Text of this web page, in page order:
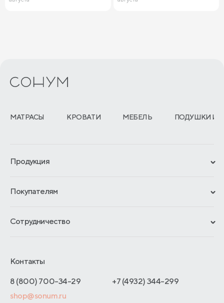
МАТРАСЫ КРОВАТИ МЕБЕЛЬ ПОДУШКИ И
Продукция
Гарантии
Отзывы покупателей
Покупателям
Обмен и возврат
Как оформить заказ
Адреса магазинов
Договор-оферты
Сотрудничество
Отельерам
Оптовые продажи
Контакты
8 (800) 700-34-29
+7 (4932) 344-299
shop@sonum.ru